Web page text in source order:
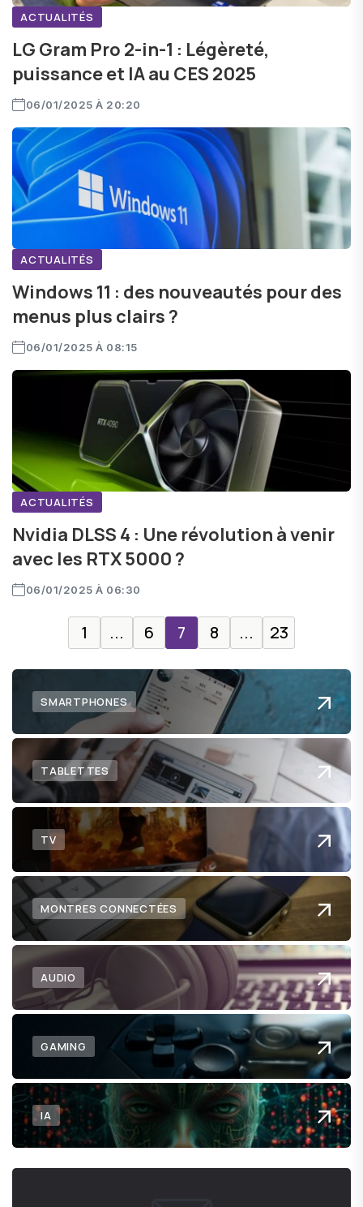
ACTUALITÉS
LG Gram Pro 2-in-1 : Légèreté,
puissance et IA au CES 2025
06/01/2025 À 20:20
ACTUALITÉS
Windows 11 : des nouveautés pour des
menus plus clairs ?
06/01/2025 À 08:15
ACTUALITÉS
Nvidia DLSS 4 : Une révolution à venir
avec les RTX 5000 ?
06/01/2025 À 06:30
1 ... 6 7 8 ... 23
SMARTPHONES
TABLETTES
TV
MONTRES CONNECTÉES
AUDIO
GAMING
IA